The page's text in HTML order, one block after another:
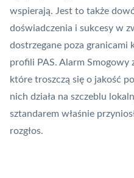
wspierają. Jest to także
doświadczenia i sukcesy w
dostrzegane poza granicami
profili PAS. Alarm Smogowy
które troszczą się o jakość
nich działa na szczeblu
sztandarem właśnie
rozgłos.